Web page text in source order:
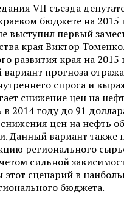
VII съезда
бюджете на
выступил первый
края Виктор
развития края на
прогноза
спроса и
снижение цен на
2014 году до 91
цен на нефть
Данный вариант также
регионального
сильной
сценарий в
бюджета.